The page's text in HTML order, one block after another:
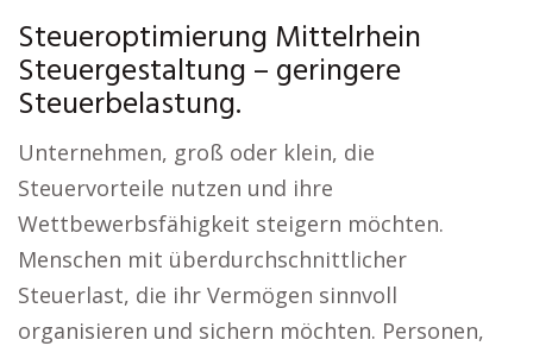
Steueroptimierung Mittelrhein
Steuergestaltung – geringere
Steuerbelastung.
Unternehmen, groß oder klein, die
Steuervorteile nutzen und ihre
Wettbewerbsfähigkeit steigern möchten.
Menschen mit überdurchschnittlicher
Steuerlast, die ihr Vermögen sinnvoll
organisieren und sichern möchten. Personen,